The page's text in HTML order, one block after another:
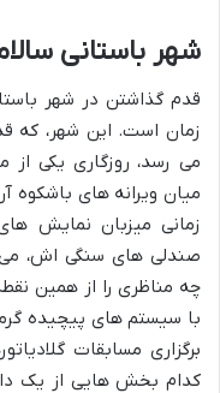
شهر باستانی
قدم گذاشتن در شهر
زمان است. این شهر، که
می رسد، روزگاری یکی
میان ویرانه های باشکوه
زمانی میزبان نمایش
صندلی های سنگی اش، می
چه مناظری را از همین
با سیستم های پیچیده
برگزاری مسابقات
کدام بخش هایی از یک